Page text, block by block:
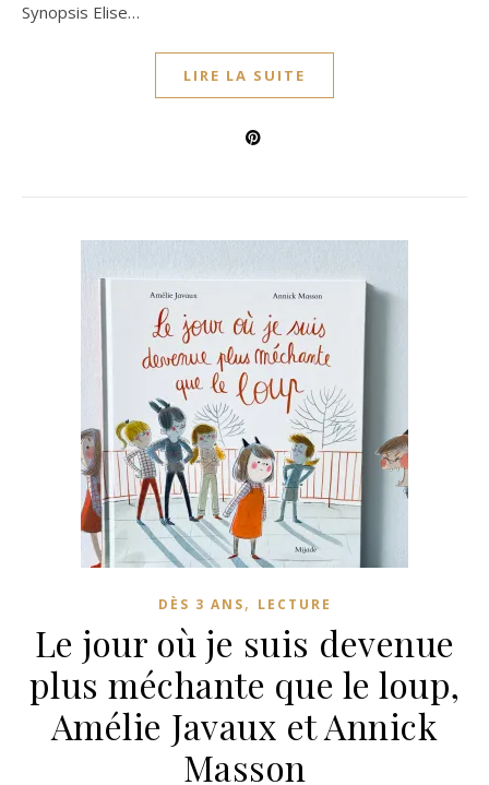
Synopsis Elise…
LIRE LA SUITE
DÈS 3 ANS, LECTURE
Le jour où je suis devenue
plus méchante que le loup,
Amélie Javaux et Annick
Masson